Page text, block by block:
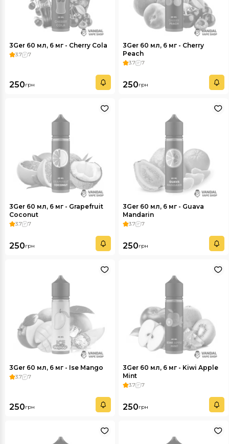
3Ger 60 мл, 6 мг - Cherry Cola
3.7 7
250грн
3Ger 60 мл, 6 мг - Cherry
Peach
3.7 7
250грн
3Ger 60 мл, 6 мг - Grapefruit
Coconut
3.7 7
250грн
3Ger 60 мл, 6 мг - Guava
Mandarin
3.7 7
250грн
3Ger 60 мл, 6 мг - Ise Mango
3.7 7
250грн
3Ger 60 мл, 6 мг - Kiwi Apple
Mint
3.7 7
250грн